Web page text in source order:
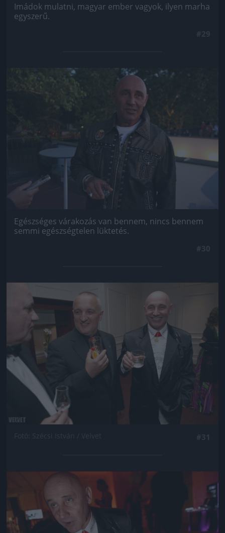
Imádok mulatni, magyar ember vagyok, ilyen marha
egyszerű.
Jön még kép!
Egészséges várakozás van bennem, nincs bennem
semmi egészségtelen lüktetés.
Jön még kép!
Jön még kép!